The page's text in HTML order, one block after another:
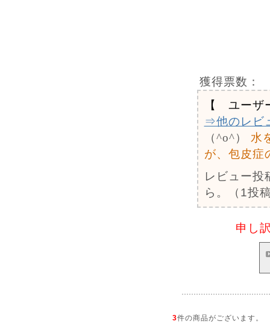
獲得票数：
【 ユーザ
⇒他のレビ
（^o^）
水
が、包皮症
レビュー投
ら。（1投
申し
3件の商品がございます。